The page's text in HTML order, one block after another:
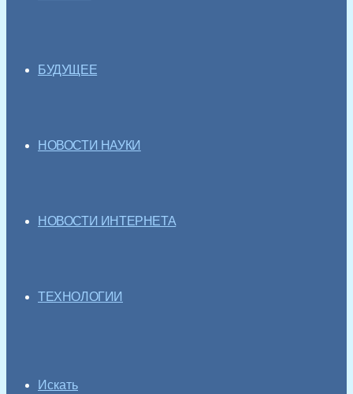
БУДУЩЕЕ
НОВОСТИ НАУКИ
НОВОСТИ ИНТЕРНЕТА
ТЕХНОЛОГИИ
Искать